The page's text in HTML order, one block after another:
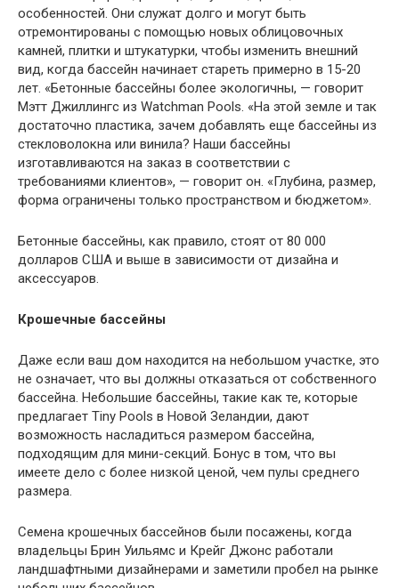
особенностей. Они служат долго и могут быть
отремонтированы с помощью новых облицовочных
камней, плитки и штукатурки, чтобы изменить внешний
вид, когда бассейн начинает стареть примерно в 15-20
лет. «Бетонные бассейны более экологичны, — говорит
Мэтт Джиллингс из Watchman Pools. «На этой земле и так
достаточно пластика, зачем добавлять еще бассейны из
стекловолокна или винила? Наши бассейны
изготавливаются на заказ в соответствии с
требованиями клиентов», — говорит он. «Глубина, размер,
форма ограничены только пространством и бюджетом».
Бетонные бассейны, как правило, стоят от 80 000
долларов США и выше в зависимости от дизайна и
аксессуаров.
Крошечные бассейны
Даже если ваш дом находится на небольшом участке, это
не означает, что вы должны отказаться от собственного
бассейна. Небольшие бассейны, такие как те, которые
предлагает Tiny Pools в Новой Зеландии, дают
возможность насладиться размером бассейна,
подходящим для мини-секций. Бонус в том, что вы
имеете дело с более низкой ценой, чем пулы среднего
размера.
Семена крошечных бассейнов были посажены, когда
владельцы Брин Уильямс и Крейг Джонс работали
ландшафтными дизайнерами и заметили пробел на рынке